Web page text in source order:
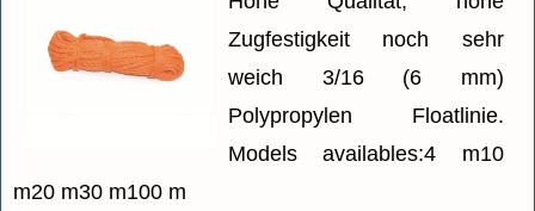
Zugfestigkeit noch sehr
weich 3/16 (6 mm)
Polypropylen Floatlinie.
Models availables:4 m10
m20 m30 m100 m